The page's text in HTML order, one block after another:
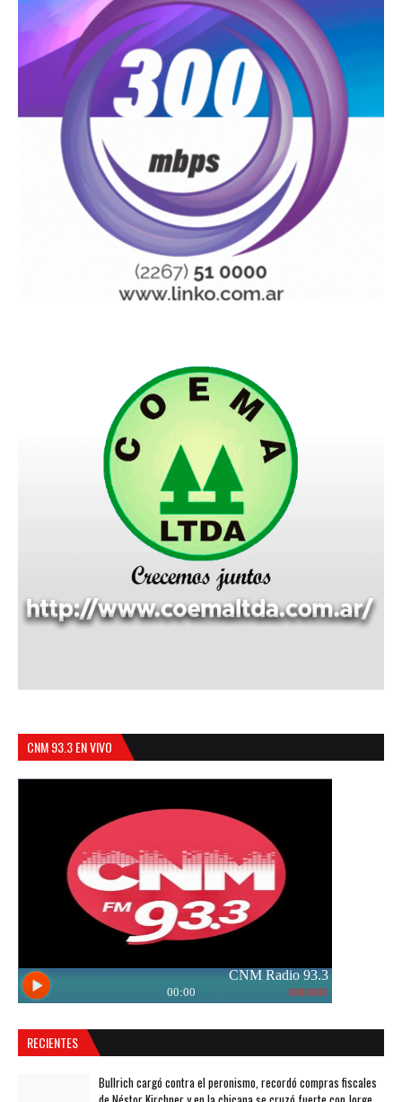
CNM 93.3 EN VIVO
RECIENTES
Bullrich cargó contra el peronismo, recordó compras fiscales